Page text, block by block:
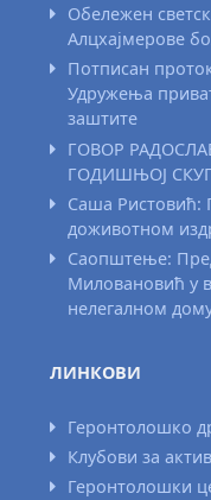
Обележен
Алцхајмерове
Потписан
Удружења
заштите
ГОВОР
ГОДИШЊОЈ
Саша Ристовић:
доживотном
Саопштење:
Миловановић у
нелегалном
ЛИНКОВИ
Геронтолошко
Клубови за
Геронтолошки